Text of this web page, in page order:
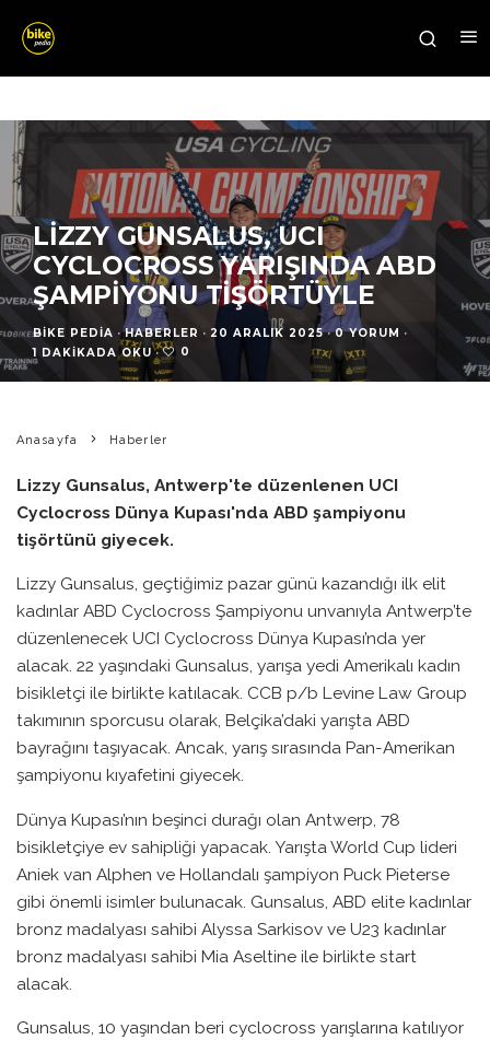
LIZZY GUNSALUS, UCI
CYCLOCROSS YARIŞINDA ABD
ŞAMPIYONU TIŞÖRTÜYLE
BIKE PEDIA · HABERLER · 20 ARALIK 2025 · 0 YORUM ·
1 DAKIKADA OKU · 0
Anasayfa Haberler
Lizzy Gunsalus, Antwerp'te düzenlenen UCI
Cyclocross Dünya Kupası'nda ABD şampiyonu
tişörtünü giyecek.
Lizzy Gunsalus, geçtiğimiz pazar günü kazandığı ilk elit
kadınlar ABD Cyclocross Şampiyonu unvanıyla Antwerp’te
düzenlenecek UCI Cyclocross Dünya Kupası’nda yer
alacak. 22 yaşındaki Gunsalus, yarışa yedi Amerikalı kadın
bisikletçi ile birlikte katılacak. CCB p/b Levine Law Group
takımının sporcusu olarak, Belçika’daki yarışta ABD
bayrağını taşıyacak. Ancak, yarış sırasında Pan-Amerikan
şampiyonu kıyafetini giyecek.
Dünya Kupası’nın beşinci durağı olan Antwerp, 78
bisikletçiye ev sahipliği yapacak. Yarışta World Cup lideri
Aniek van Alphen ve Hollandalı şampiyon Puck Pieterse
gibi önemli isimler bulunacak. Gunsalus, ABD elite kadınlar
bronz madalyası sahibi Alyssa Sarkisov ve U23 kadınlar
bronz madalyası sahibi Mia Aseltine ile birlikte start
alacak.
Gunsalus, 10 yaşından beri cyclocross yarışlarına katılıyor